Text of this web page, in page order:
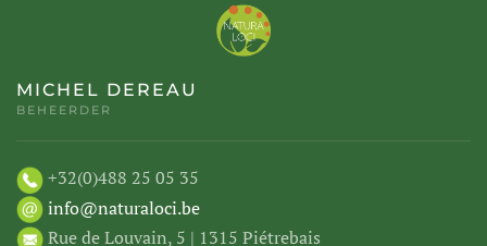
MICHEL DEREAU
BEHEERDER
+32(0)488 25 05 35
info@naturaloci.be
Rue de Louvain, 5 | 1315 Piétrebais